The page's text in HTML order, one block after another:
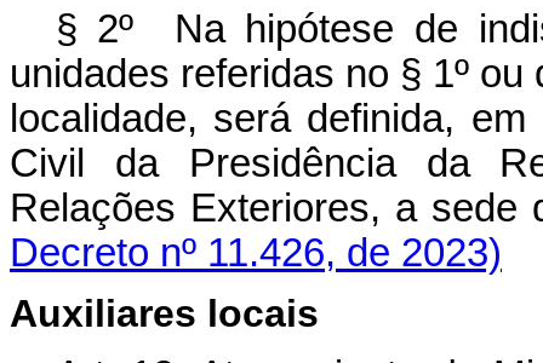
§ 2º Na hipótese de
unidades referidas no § 1º
localidade, será definida,
Civil da Presidência da
Relações Exteriores, a
Decreto nº 11.426, de 2023)
Auxiliares locais